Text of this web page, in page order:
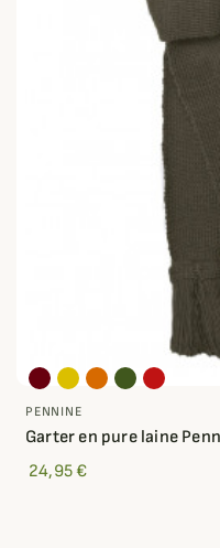
PENNINE
Garter en pure laine
24,95 €